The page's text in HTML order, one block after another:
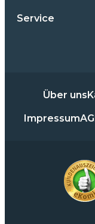
Service
Über uns
Impressum